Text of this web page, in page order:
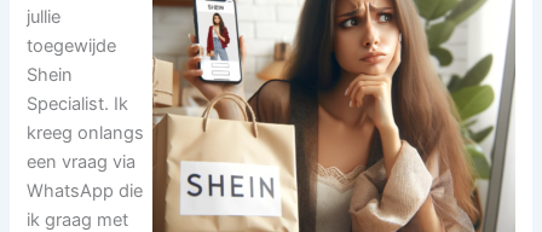
jullie
toegewijde
Shein
Specialist. Ik
kreeg onlangs
een vraag via
WhatsApp die
ik graag met